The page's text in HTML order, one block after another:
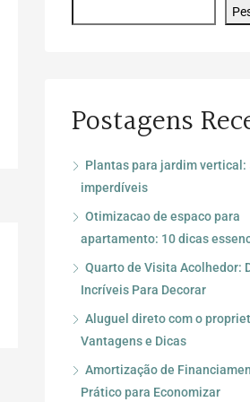
Postagens
Plantas para jardim vertical:
imperdíveis
Otimizacao de espaco para
apartamento: 10 dicas
Quarto de Visita Acolhedor:
Incríveis Para Decorar
Aluguel direto com o
Vantagens e Dicas
Amortização de
Prático para Economizar